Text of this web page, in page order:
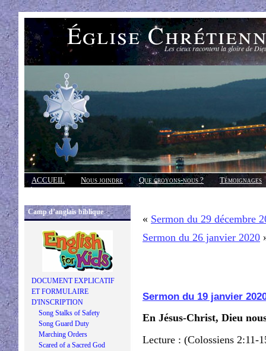
Église Les cieux racontent la gloire de
ACCUEIL Nous joindre Que croyons-nous ?
Témoignages
Réponses
Camp d’anglais biblique
DOCUMENT EXPLICATIF
ET FORMULAIRE
D'INSCRIPTION
Song Stalks of Safety
Song Guard Duty
Marching Orders
Scared of a Sacred God
« Sermon du 29 décembre
Sermon du 26 janvier 2020
Sermon du 19 janvier
En Jésus-Christ, Dieu
Lecture : (Colossiens 2:11-